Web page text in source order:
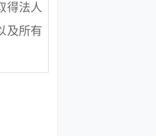
得法人
及所有